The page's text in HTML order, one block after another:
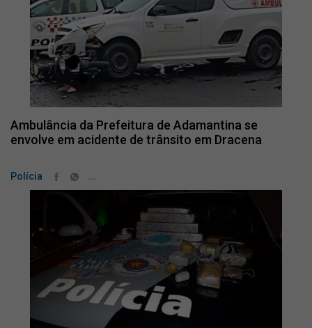
Ambulância da Prefeitura de Adamantina se
envolve em acidente de trânsito em Dracena
Polícia ...